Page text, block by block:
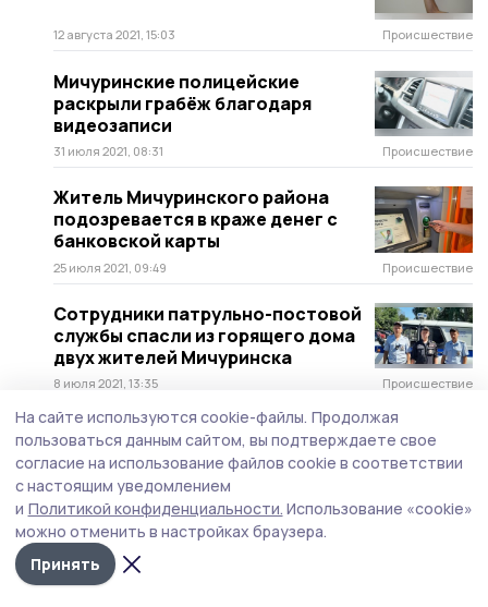
12 августа 2021, 15:03 Происшествие
Мичуринские полицейские
раскрыли грабёж благодаря
видеозаписи
31 июля 2021, 08:31 Происшествие
Житель Мичуринского района
подозревается в краже денег с
банковской карты
25 июля 2021, 09:49 Происшествие
Сотрудники патрульно-постовой
службы спасли из горящего дома
двух жителей Мичуринска
8 июля 2021, 13:35 Происшествие
На сайте используются cookie-файлы. Продолжая
пользоваться данным сайтом, вы подтверждаете свое
согласие на использование файлов cookie в соответствии
с настоящим уведомлением
и Политикой конфиденциальности. Использование «cookie»
можно отменить в настройках браузера.
Принять